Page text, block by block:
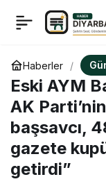
Haberler
Eski AYM
AK
başsavcı,
gazete
getirdi”
Cumhurbaşkanı
Erdoğan: Sıfır atık
hareketiyle
ekonomimize 365
lira katkı sağladık